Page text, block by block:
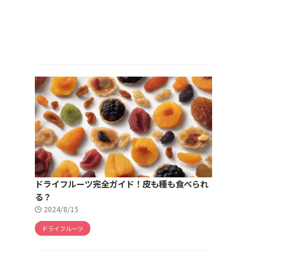
ドライフルーツ完全ガイド！皮も種も食べられ
る？
2024/8/15
ドライフルーツ